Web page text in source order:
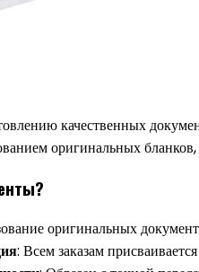
качественных
оригинальных
оригинальных
: Всем заказам